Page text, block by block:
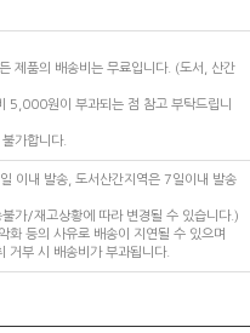
제품의 배송비는 무료입니다. (도서, 산간
5,000원이 부과되는 점 참고 부탁드립니
가합니다.
이내 발송, 도서산간지역은 7일이내 발송
가/재고상황에 따라 변경될 수 있습니다.)
화 등의 사유로 배송이 지연될 수 있으며
거부 시 배송비가 부과됩니다.